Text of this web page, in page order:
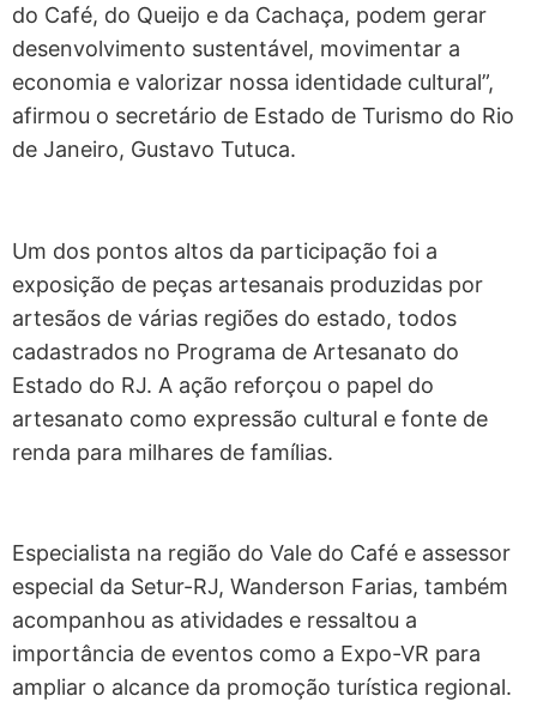
do Café, do Queijo e da Cachaça, podem gerar
desenvolvimento sustentável, movimentar a
economia e valorizar nossa identidade cultural”,
afirmou o secretário de Estado de Turismo do Rio
de Janeiro, Gustavo Tutuca.
Um dos pontos altos da participação foi a
exposição de peças artesanais produzidas por
artesãos de várias regiões do estado, todos
cadastrados no Programa de Artesanato do
Estado do RJ. A ação reforçou o papel do
artesanato como expressão cultural e fonte de
renda para milhares de famílias.
Especialista na região do Vale do Café e assessor
especial da Setur-RJ, Wanderson Farias, também
acompanhou as atividades e ressaltou a
importância de eventos como a Expo-VR para
ampliar o alcance da promoção turística regional.